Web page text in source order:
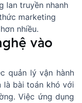
lan truyền nhanh
marketing
nhiều.
vào
quản lý vận hành
là bài toán khó với
Việc ứng dụng